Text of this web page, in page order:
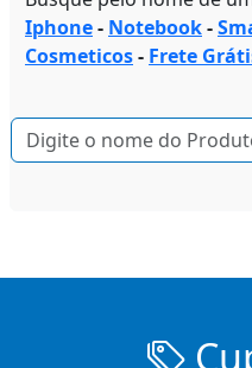
Iphone- Notebook-
Cosmeticos- Frete